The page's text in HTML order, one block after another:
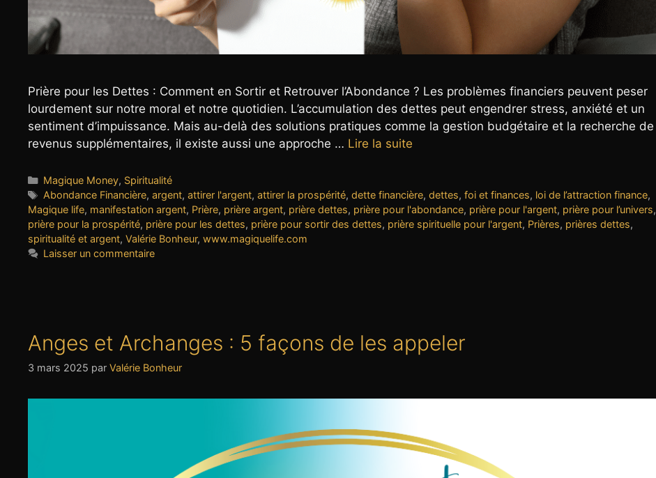
Prière pour les Dettes : Comment en Sortir et Retrouver l’Abondance ? Les problèmes financiers peuvent peser
lourdement sur notre moral et notre quotidien. L’accumulation des dettes peut engendrer stress, anxiété et un
sentiment d’impuissance. Mais au-delà des solutions pratiques comme la gestion budgétaire et la recherche de
revenus supplémentaires, il existe aussi une approche … Lire la suite
Catégories
Magique Money, Spiritualité
Étiquettes
Abondance Financière, argent, attirer l'argent, attirer la prospérité, dette financière, dettes, foi et finances, loi de l’attraction finance,
Magique life, manifestation argent, Prière, prière argent, prière dettes, prière pour l'abondance, prière pour l'argent, prière pour l’univers,
prière pour la prospérité, prière pour les dettes, prière pour sortir des dettes, prière spirituelle pour l'argent, Prières, prières dettes,
spiritualité et argent, Valérie Bonheur, www.magiquelife.com
Laisser un commentaire
Anges et Archanges : 5 façons de les appeler
3 mars 2025 par Valérie Bonheur